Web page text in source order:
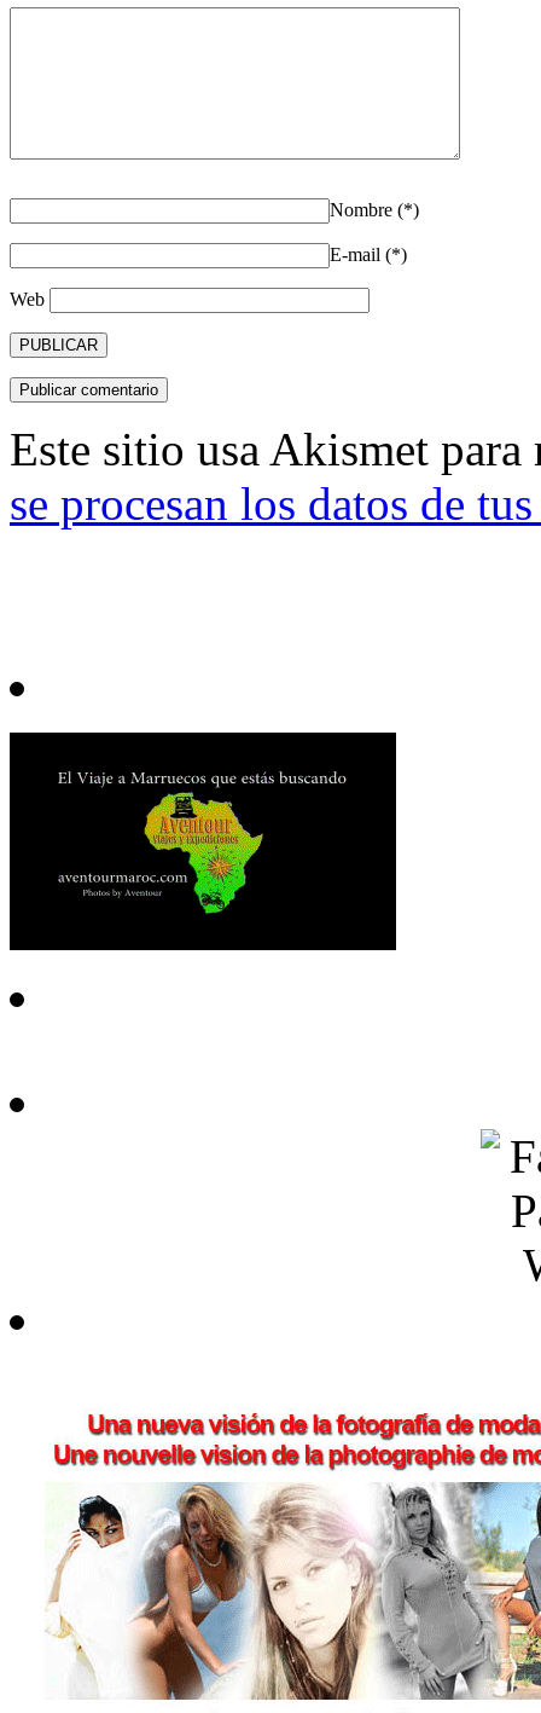
Nombre (*)
E-mail (*)
Web
Este sitio usa Akismet
se procesan los datos de